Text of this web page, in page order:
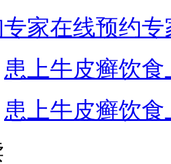
家在线预约专
患上牛皮癣饮
患上牛皮癣饮